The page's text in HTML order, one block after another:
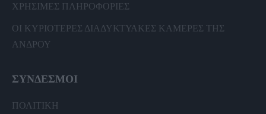
ΧΡΗΣΙΜΕΣ ΠΛΗΡΟΦΟΡΙΕΣ
ΟΙ ΚΥΡΙΟΤΕΡΕΣ ΔΙΑΔΥΚΤΥΑΚΕΣ ΚΑΜΕΡΕΣ ΤΗΣ
ΑΝΔΡΟΥ
ΣΥΝΔΕΣΜΟΙ
ΠΟΛΙΤΙΚΗ